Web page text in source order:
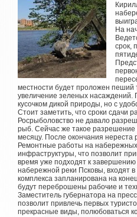
На
срок,
местности будет проложен пеший
увеличение зеленых насаждений.
кусочком дикой природы, но с
Стоит заметить, что сроки сдачи
Росрыболовство не давало
рыб. Сейчас же такое
месяцу. После окончания
Ремонтные работы на
инфраструктуры, что позволит
время уже подходят к завершению
набережной реки Псковы, входят в
комплекса запланирована на
будут переброшены рабочие и
Заместитель губернатора на
позволит привлечь первых
прекрасные виды, полюбоваться